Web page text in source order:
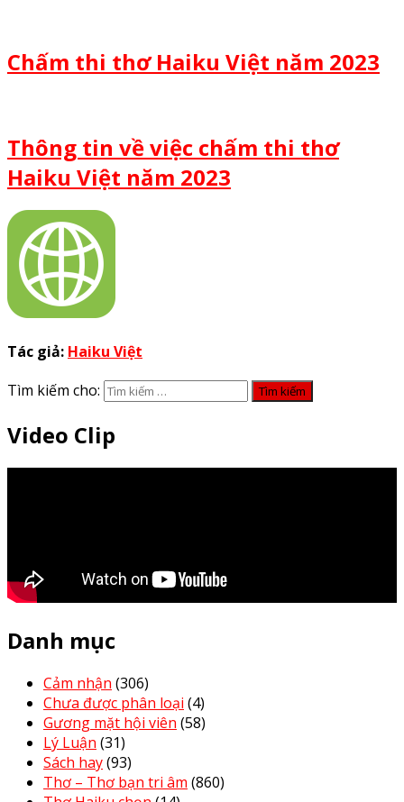
Chấm thi thơ Haiku Việt năm 2023
Thông tin về việc chấm thi thơ
Haiku Việt năm 2023
Tác giả: Haiku Việt
Tìm kiếm cho:
Video Clip
Danh mục
Cảm nhận (306)
Chưa được phân loại (4)
Gương mặt hội viên (58)
Lý Luận (31)
Sách hay(93)
Thơ – Thơ bạn tri âm (860)